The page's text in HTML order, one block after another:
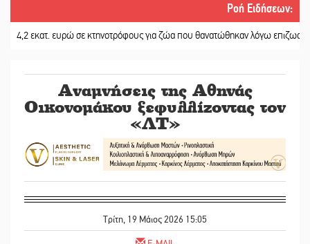
Ροή Ειδήσεων:
ευρώ σε κτηνοτρόφους για ζώα που θανατώθηκαν λόγω επιζωοτιών || Η
Αναμνήσεις της Αθηνάς
Οικονομάκου ξεφυλλίζοντας τον
«ΛΤ»
Τρίτη, 19 Μάιος 2026 15:05